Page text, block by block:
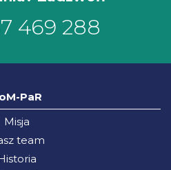
469 288
PaR
Misja
team